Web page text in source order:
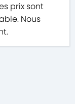
prix sont
Nous